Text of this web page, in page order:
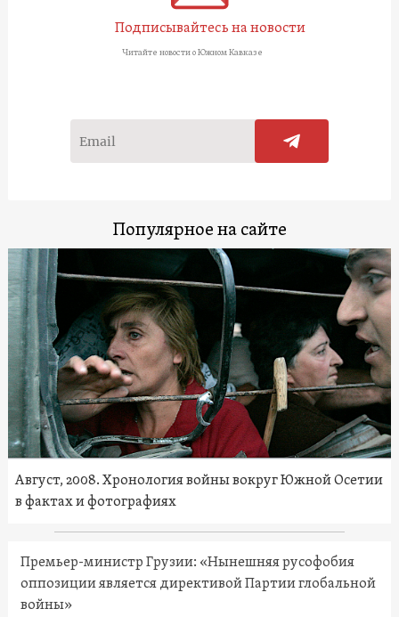
Подписывайтесь на новости
Читайте новости о Южном Кавказе
Популярное на сайте
Август, 2008. Хронология войны вокруг Южной Осетии
в фактах и фотографиях
Премьер-министр Грузии: «Нынешняя русофобия
оппозиции является директивой Партии глобальной
войны»